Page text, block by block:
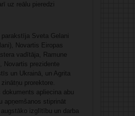
uz reālu pieredzi
parakstīja Sveta Gelani
Novartis Eiropas
vadītāja, Ramune
Novartis prezidente
un Ukrainā, un Agrita
prorektore.
dokuments apliecina abu
apņemšanos stiprināt
izglītību un darba